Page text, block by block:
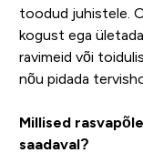
toodud juhistele.
kogust ega
ravimeid või
nõu pidada
Millised
saadaval?